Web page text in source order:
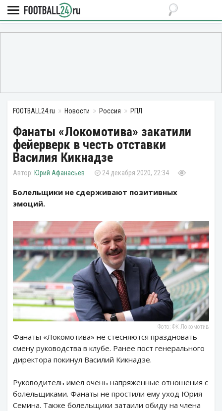
FOOTBALL24.ru Новости Россия РПЛ
Фанаты «Локомотива» закатили
фейерверк в честь отставки
Василия Кикнадзе
Юрий Афанасьев 24 декабря 2020, 22:34
Болельщики не сдерживают позитивных
эмоций.
Фото: ФК Локомотив
Фанаты «Локомотива» не стесняются праздновать
смену руководства в клубе. Ранее пост генерального
директора покинул Василий Кикнадзе.
Руководитель имел очень напряженные отношения с
болельщиками. Фанаты не простили ему уход Юрия
Семина. Также болельщики затаили обиду на члена